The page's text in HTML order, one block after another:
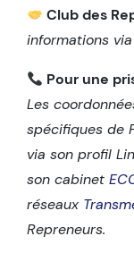
Club des
informations
Pour une
Les
spécifiques de
via son profil
son cabinet
réseaux
Repreneurs.